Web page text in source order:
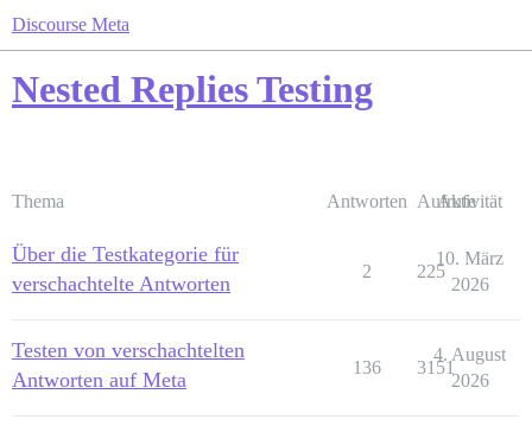
Discourse Meta
Nested Replies Testing
Thema Antworten Aufrufe
Aktivität
Über die Testkategorie für
verschachtelte Antworten
2 225
10. März
2026
Testen von verschachtelten
Antworten auf Meta
136 3151
4. August
2026